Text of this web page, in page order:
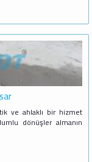
ve ahlaklı bir hizmet
dönüşler almanın